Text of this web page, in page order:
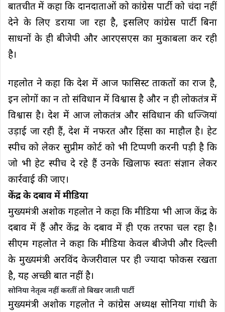
बातचीत में कहा कि दानदाताओं को कांग्रेस पार्टी को चंदा नहीं
देने के लिए डराया जा रहा है, इसलिए कांग्रेस पार्टी बिना
साधनों के ही बीजेपी और आरएसएस का मुकाबला कर रही
है।
गहलोत ने कहा कि देश में आज फासिस्ट ताकतों का राज है,
इन लोगों का न तो संविधान में विश्वास है और न ही लोकतंत्र में
विश्वास है। देश में आज लोकतंत्र और संविधान की धज्जियां
उड़ाई जा रही हैं, देश में नफरत और हिंसा का माहौल है। हेट
स्पीच को लेकर सुप्रीम कोर्ट को भी टिप्पणी करनी पड़ी है कि
जो भी हेट स्पीच दे रहे हैं उनके खिलाफ स्वतः संज्ञान लेकर
कार्रवाई की जाए।
केंद्र के दबाव में मीडिया
मुख्यमंत्री अशोक गहलोत ने कहा कि मीडिया भी आज केंद्र के
दबाव में हैं और केंद्र के दबाव में ही एक तरफा चल रहा है।
सीएम गहलोत ने कहा कि मीडिया केवल बीजेपी और दिल्ली
के मुख्यमंत्री अरविंद केजरीवाल पर ही ज्यादा फोकस रखता
है, यह अच्छी बात नहीं है।
सोनिया नेतृत्व नहीं करतीं तो बिखर जाती पार्टी
मुख्यमंत्री अशोक गहलोत ने कांग्रेस अध्यक्ष सोनिया गांधी के